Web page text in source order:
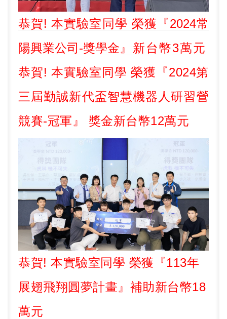
恭賀! 本實驗室同學 榮獲『2024常
陽興業公司-獎學金 』新台幣3萬元
恭賀! 本實驗室同學 榮獲『2024第
三屆勤誠新代盃智慧機器人研習營
競賽-冠軍 』 獎金新台幣12萬元
恭賀! 本實驗室同學 榮獲『113年
展翅飛翔圓夢計畫』補助新台幣18
萬元